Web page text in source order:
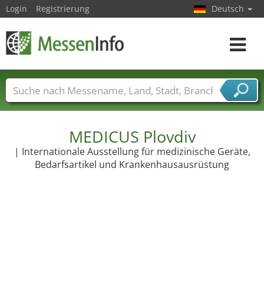
MEDICUS Plovdiv
| Internationale Ausstellung für medizinische Geräte,
Bedarfsartikel und Krankenhausausrüstung
Login Registrierung Deutsch
Toggle
Messenamen Länder Städte
Branchen